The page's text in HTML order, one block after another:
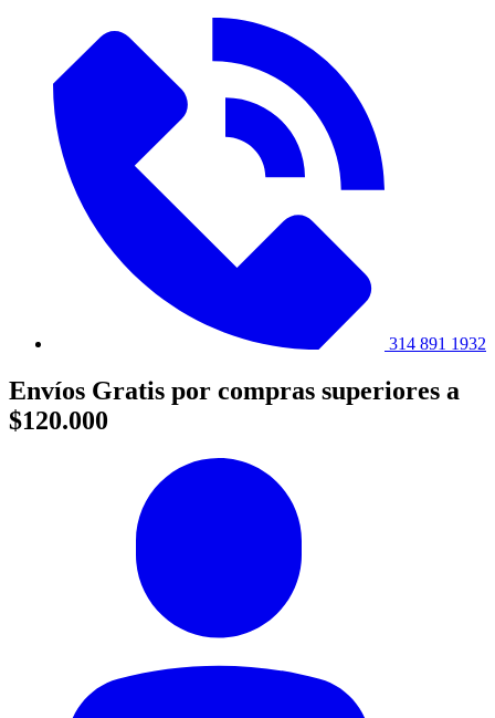
314 891 1932
Envíos Gratis por compras superiores a
$120.000